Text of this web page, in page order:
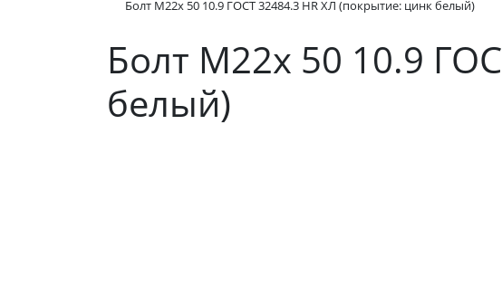
Болт М22х 50 10.9 ГОСТ 32484.3 HR ХЛ (покрытие: цинк белый)
Болт М22х 50 10.9
белый)